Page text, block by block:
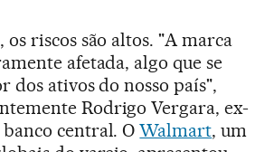
os riscos são altos. "A marca
afetada, algo que se
dos ativos do nosso país",
Rodrigo Vergara, ex-
central. OWalmart, um